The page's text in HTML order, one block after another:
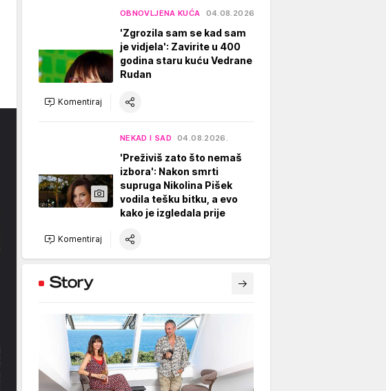
OBNOVLJENA KUĆA 04.08.2026.
'Zgrozila sam se kad sam
je vidjela': Zavirite u 400
godina staru kuću Vedrane
Rudan
Komentiraj
NEKAD I SAD 04.08.2026.
'Preživiš zato što nemaš
izbora': Nakon smrti
supruga Nikolina Pišek
vodila tešku bitku, a evo
kako je izgledala prije
Komentiraj